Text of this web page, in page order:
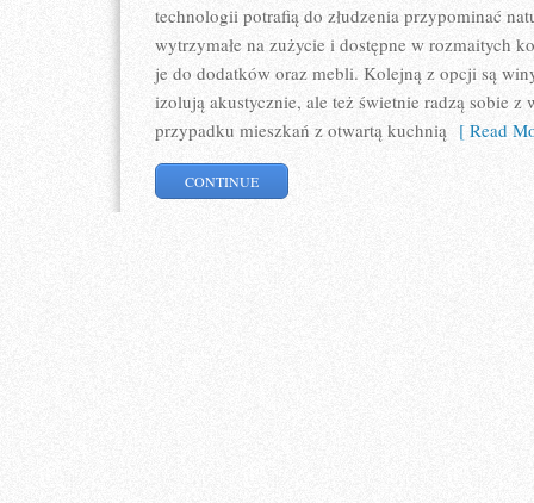
technologii potrafią do złudzenia przypominać
wytrzymałe na zużycie i dostępne w rozmaitych
je do dodatków oraz mebli. Kolejną z opcji są
izolują akustycznie, ale też świetnie radzą sobie
przypadku mieszkań z otwartą kuchnią [ Read
CONTINUE